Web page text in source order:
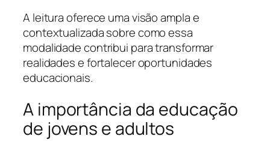
A leitura oferece uma visão ampla e
contextualizada sobre como essa
modalidade contribui para transformar
realidades e fortalecer oportunidades
educacionais.
A importância da educação
de jovens e adultos